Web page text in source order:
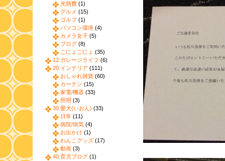
光熱費 (1)
グルメ (15)
ゴルフ (1)
パソコン環境 (4)
カメラ女子 (5)
ブログ (8)
ごにょごにょ (35)
12.ガレージライフ (6)
20.インテリア (111)
おしゃれ雑貨 (60)
カーテン (15)
家電/機器 (33)
照明 (3)
30.愛犬(いおん) (33)
日常 (11)
病院/病気 (4)
お出かけ (1)
わんこグッズ (17)
動画 (3)
40.育児ブログ (1)